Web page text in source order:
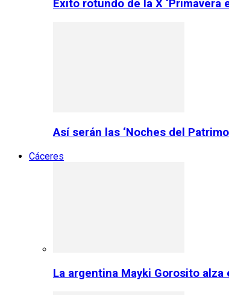
Éxito rotundo de la X ‘Primavera
Así serán las ‘Noches del
Cáceres
La argentina Mayki Gorosito